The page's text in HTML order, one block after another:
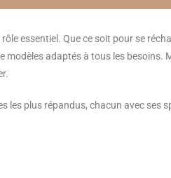
essentiel. Que ce soit pour se
adaptés à tous les besoins.
les plus répandus, chacun avec ses